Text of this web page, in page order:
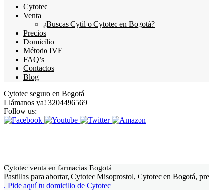
Cytotec
Venta
¿Buscas Cytil o Cytotec en Bogotá?
Precios
Domicilio
Método IVE
FAQ’s
Contactos
Blog
Cytotec seguro en Bogotá
Llámanos ya! 3204496569
Follow us:
Cytotec venta en farmacias Bogotá
Pastillas para abortar, Cytotec Misoprostol, Cytotec en Bogotá,
. Pide aquí tu domicilio de Cytotec